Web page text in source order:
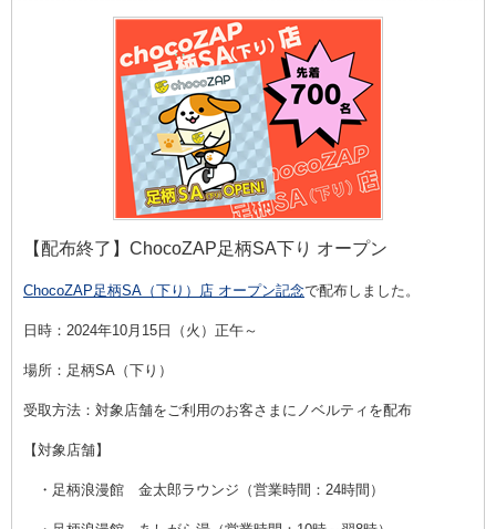
【配布終了】ChocoZAP足柄SA下り オープン
ChocoZAP足柄SA（下り）店 オープン記念で配布しました。
日時：2024年10月15日（火）正午～
場所：足柄SA（下り）
受取方法： 対象店舗をご利用のお客さまにノベルティを配布
【対象店舗】
・足柄浪漫館 金太郎ラウンジ（営業時間：24時間）